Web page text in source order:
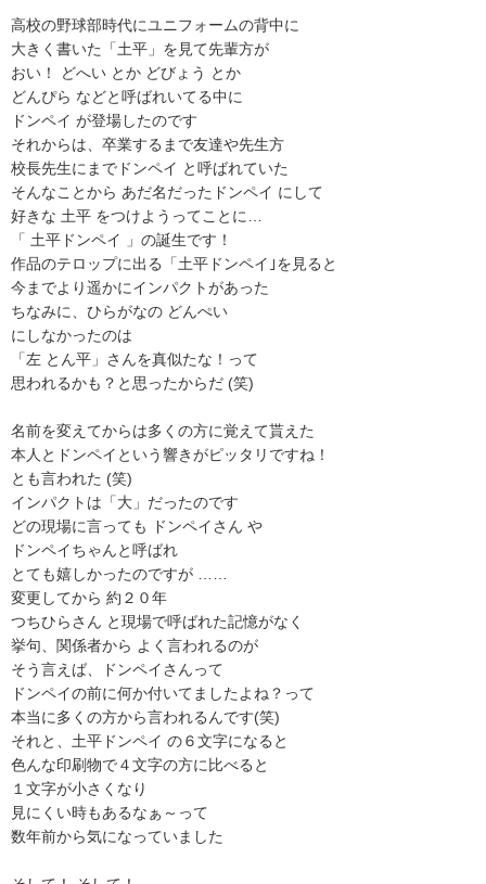
高校の野球部時代にユニフォームの背中に
大きく書いた「土平」を見て先輩方が
おい！ どへい とか どびょう とか
どんぴら などと呼ばれいてる中に
ドンペイ が登場したのです
それからは、卒業するまで友達や先生方
校長先生にまでドンペイ と呼ばれていた
そんなことから あだ名だったドンペイ にして
好きな 土平 をつけようってことに…
「 土平ドンペイ 」の誕生です！
作品のテロップに出る「土平ドンペイ｣を見ると
今までより遥かにインパクトがあった
ちなみに、ひらがなの どんぺい
にしなかったのは
「左 とん平」さんを真似たな！って
思われるかも？と思ったからだ (笑)
名前を変えてからは多くの方に覚えて貰えた
本人とドンペイという響きがピッタリですね！
とも言われた (笑)
インパクトは「大」だったのです
どの現場に言っても ドンペイさん や
ドンペイちゃんと呼ばれ
とても嬉しかったのですが ……
変更してから 約２０年
つちひらさん と現場で呼ばれた記憶がなく
挙句、関係者から よく言われるのが
そう言えば、ドンペイさんって
ドンペイの前に何か付いてましたよね？って
本当に多くの方から言われるんです(笑)
それと、土平ドンペイ の６文字になると
色んな印刷物で４文字の方に比べると
１文字が小さくなり
見にくい時もあるなぁ～って
数年前から気になっていました